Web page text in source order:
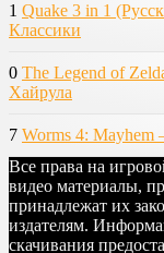
1 Quake 3 in 1
Классики
0 The Legend of
Хайрула
7 Worms 4:
Все права на
видео материалы,
принадлежат их
издателям.
скачивания